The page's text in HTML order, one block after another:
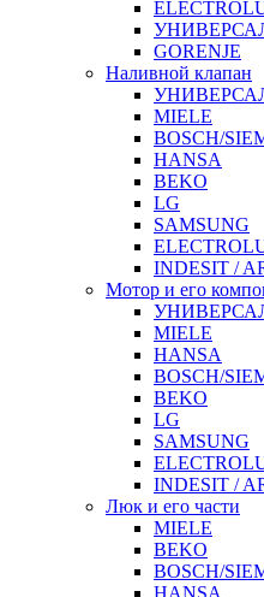
GORENJE
Наливной клапан
MIELE
BOSCH/
HANSA
BEKO
LG
SAMSUNG
INDESIT /
Мотор и его
MIELE
HANSA
BOSCH/
BEKO
LG
SAMSUNG
INDESIT /
Люк и его части
MIELE
BEKO
BOSCH/
HANSA